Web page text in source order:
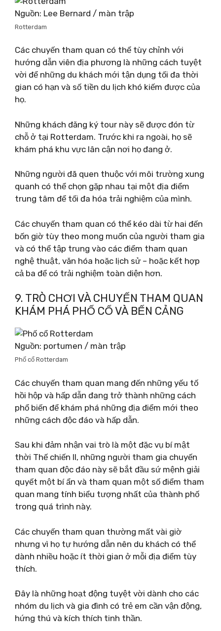
Nguồn: Lee Bernard / màn trập
Rotterdam
Các chuyến tham quan có thể tùy chỉnh với
hướng dẫn viên địa phương là những cách tuyệt
vời để những du khách mới tận dụng tối đa thời
gian có hạn và số tiền du lịch khó kiếm được của
họ.
Những khách đăng ký tour này sẽ được đón từ
chỗ ở tại Rotterdam. Trước khi ra ngoài, họ sẽ
khám phá khu vực lân cận nơi họ đang ở.
Những người đã quen thuộc với môi trường xung
quanh có thể chọn gặp nhau tại một địa điểm
trung tâm để tối đa hóa trải nghiệm của mình.
Các chuyến tham quan có thể kéo dài từ hai đến
bốn giờ tùy theo mong muốn của người tham gia
và có thể tập trung vào các điểm tham quan
nghệ thuật, văn hóa hoặc lịch sử – hoặc kết hợp
cả ba để có trải nghiệm toàn diện hơn.
9. TRÒ CHƠI VÀ CHUYẾN THAM QUAN
KHÁM PHÁ PHỐ CỔ VÀ BẾN CẢNG
Nguồn: portumen / màn trập
Phố cổ Rotterdam
Các chuyến tham quan mang đến những yếu tố
hồi hộp và hấp dẫn đang trở thành những cách
phổ biến để khám phá những địa điểm mới theo
những cách độc đáo và hấp dẫn.
Sau khi đảm nhận vai trò là một đặc vụ bí mật
thời Thế chiến II, những người tham gia chuyến
tham quan độc đáo này sẽ bắt đầu sứ mệnh giải
quyết một bí ẩn và tham quan một số điểm tham
quan mang tính biểu tượng nhất của thành phố
trong quá trình này.
Các chuyến tham quan thường mất vài giờ
nhưng vì họ tự hướng dẫn nên du khách có thể
dành nhiều hoặc ít thời gian ở mỗi địa điểm tùy
thích.
Đây là những hoạt động tuyệt vời dành cho các
nhóm du lịch và gia đình có trẻ em cần vận động,
hứng thú và kích thích tinh thần.